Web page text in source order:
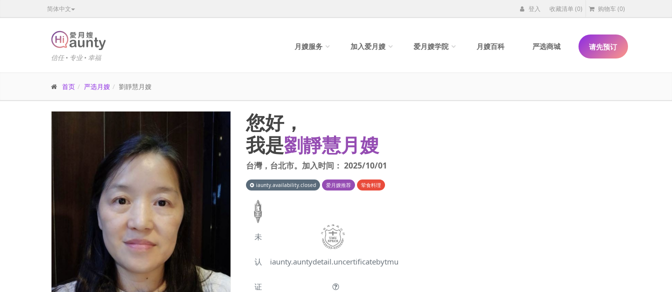
简体中文 登入 收藏清单(0) 购物车(0)
信任 • 专业 • 幸福
月嫂服务 加入爱月嫂 爱月嫂学院 月嫂百科 严选商城 请先预订
首页 严选月嫂 劉靜慧月嫂
您好，
我是劉靜慧月嫂
台灣， 台北市。加入时间： 2025/10/01
iaunty.availability.closed 爱月嫂推荐 荤食料理
未
认
证
iaunty.auntydetail.uncertificatebytmu